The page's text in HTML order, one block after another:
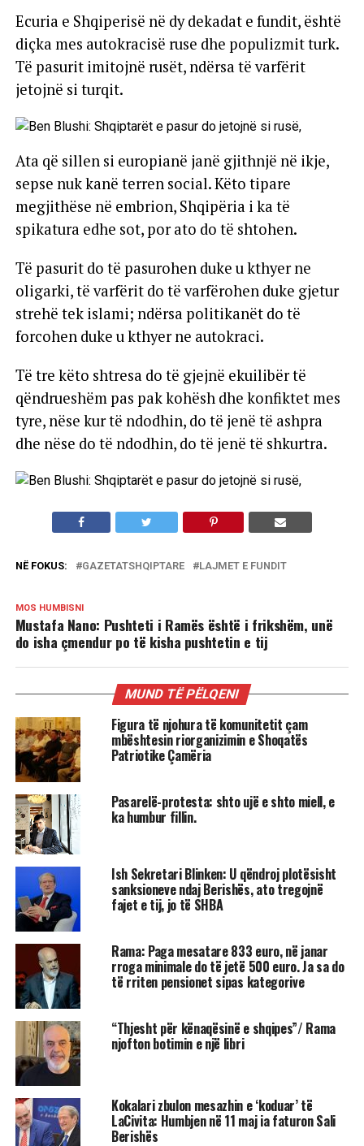
Ecuria e Shqiperisë në dy dekadat e fundit, është
diçka mes autokracisë ruse dhe populizmit turk.
Të pasurit imitojnë rusët, ndërsa të varfërit
jetojnë si turqit.
Ata që sillen si europianë janë gjithnjë në ikje,
sepse nuk kanë terren social. Këto tipare
megjithëse në embrion, Shqipëria i ka të
spikatura edhe sot, por ato do të shtohen.
Të pasurit do të pasurohen duke u kthyer ne
oligarki, të varfërit do të varfërohen duke gjetur
strehë tek islami; ndërsa politikanët do të
forcohen duke u kthyer ne autokraci.
Të tre këto shtresa do të gjejnë ekuilibër të
qëndrueshëm pas pak kohësh dhe konfiktet mes
tyre, nëse kur të ndodhin, do të jenë të ashpra
dhe nëse do të ndodhin, do të jenë të shkurtra.
NË FOKUS: GAZETATSHQIPTARE LAJMET E FUNDIT
MOS HUMBISNI
Mustafa Nano: Pushteti i Ramës është i frikshëm, unë
do isha çmendur po të kisha pushtetin e tij
MUND TË PËLQENI
Figura të njohura të komunitetit çam
mbështesin riorganizimin e Shoqatës
Patriotike Çamëria
Pasarelë-protesta: shto ujë e shto miell, e
ka humbur fillin.
Ish Sekretari Blinken: U qëndroj plotësisht
sanksioneve ndaj Berishës, ato tregojnë
fajet e tij, jo të SHBA
Rama: Paga mesatare 833 euro, në janar
rroga minimale do të jetë 500 euro. Ja sa do
të rriten pensionet sipas kategorive
“Thjesht për kënaqësinë e shqipes”/ Rama
njofton botimin e një libri
Kokalari zbulon mesazhin e ‘koduar’ të
LaCivita: Humbjen në 11 maj ia faturon Sali
Berishës